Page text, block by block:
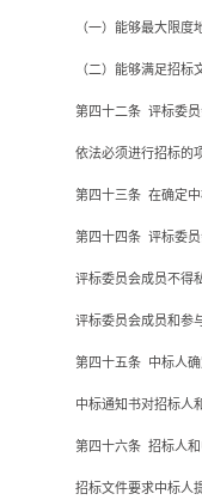
（一）能够最大限度
（二）能够满足招
第四十二条 评标委
依法必须进行招标的
第四十三条 在确定
第四十四条 评标委
评标委员会成员不得
评标委员会成员和参
第四十五条 中标人
中标通知书对招标人
第四十六条 招标人
招标文件要求中标人